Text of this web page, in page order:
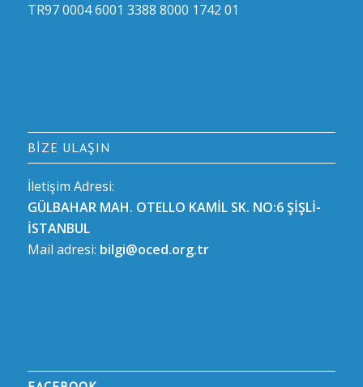
TR97 0004 6001 3388 8000 1742 01
BIZE ULAŞIN
İletişim Adresi:
GÜLBAHAR MAH. OTELLO KAMİL SK. NO:6 ŞİŞLİ-
İSTANBUL
Mail adresi: bilgi@oced.org.tr